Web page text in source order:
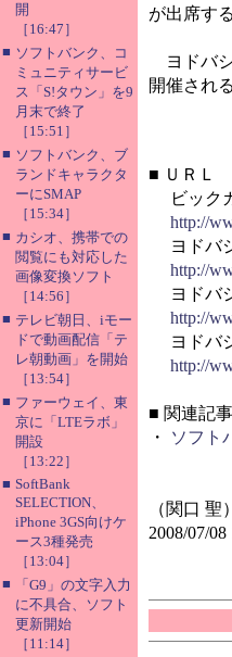
開
［16:47］
■ ソフトバンク、コ
ミュニティサービ
ス「S!タウン」を9
月末で終了
［15:51］
■ ソフトバンク、ブ
ランドキャラクタ
ーにSMAP
［15:34］
■ カシオ、携帯での
閲覧にも対応した
画像変換ソフト
［14:56］
■ テレビ朝日、iモー
ドで動画配信「テ
レ朝動画」を開始
［13:54］
■ ファーウェイ、東
京に「LTEラボ」
開設
［13:22］
■ SoftBank
SELECTION、
iPhone 3GS向けケ
ース3種発売
［13:04］
■
「G9」の文字入力
に不具合、ソフト
更新開始
［11:14］
が出席す
ヨドバシ
開催される
■ ＵＲＬ
ビック
http://
ヨドバ
http://
ヨドバ
http://
ヨドバ
http://
■ 関連記事
・
ソフト
（関口 聖）
2008/07/08